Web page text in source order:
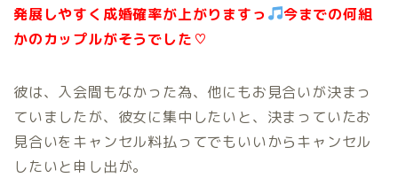
発展しやすく成婚確率が上がりますっ
今までの何組
かのカップルがそうでした♡
彼は、入会間もなかった為、他にもお見合いが決まっ
ていましたが、彼女に集中したいと、決まっていたお
見合いをキャンセル料払ってでもいいからキャンセル
したいと申し出が。